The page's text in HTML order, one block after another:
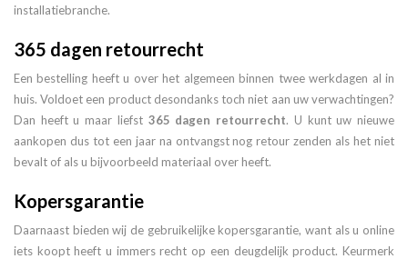
installatiebranche.
365 dagen retourrecht
Een bestelling heeft u over het algemeen binnen twee werkdagen al in
huis. Voldoet een product desondanks toch niet aan uw verwachtingen?
Dan heeft u maar liefst 365 dagen retourrecht. U kunt uw nieuwe
aankopen dus tot een jaar na ontvangst nog retour zenden als het niet
bevalt of als u bijvoorbeeld materiaal over heeft.
Kopersgarantie
Daarnaast bieden wij de gebruikelijke kopersgarantie, want als u online
iets koopt heeft u immers recht op een deugdelijk product. Keurmerk